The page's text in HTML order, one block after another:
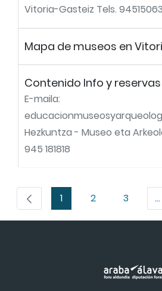
Vitoria-Gasteiz Tels.
Mapa de museos en
Contenido Info y
E-maila:
Hezkuntza - Museo eta
945 181818
Página
1 Página
2 Página
3 ...